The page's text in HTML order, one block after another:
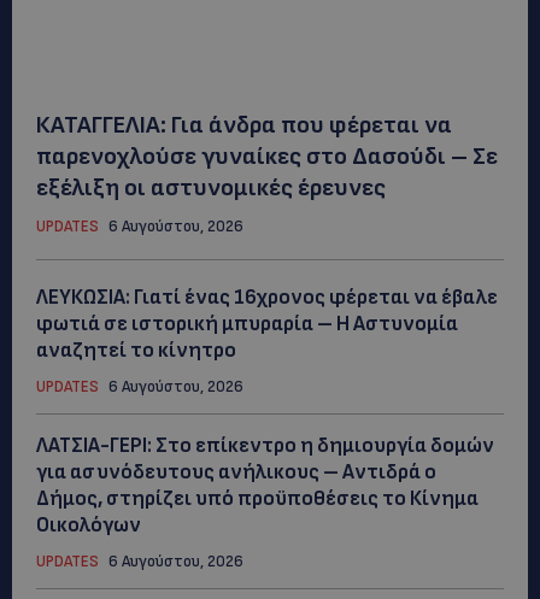
ΚΑΤΑΓΓΕΛΙΑ: Για άνδρα που φέρεται να
παρενοχλούσε γυναίκες στο Δασούδι – Σε
εξέλιξη οι αστυνομικές έρευνες
UPDATES 6 Αυγούστου, 2026
ΛΕΥΚΩΣΙΑ: Γιατί ένας 16χρονος φέρεται να έβαλε
φωτιά σε ιστορική μπυραρία – Η Αστυνομία
αναζητεί το κίνητρο
UPDATES 6 Αυγούστου, 2026
ΛΑΤΣΙΑ-ΓΕΡΙ: Στο επίκεντρο η δημιουργία δομών
για ασυνόδευτους ανήλικους – Αντιδρά ο
Δήμος, στηρίζει υπό προϋποθέσεις το Κίνημα
Οικολόγων
UPDATES 6 Αυγούστου, 2026